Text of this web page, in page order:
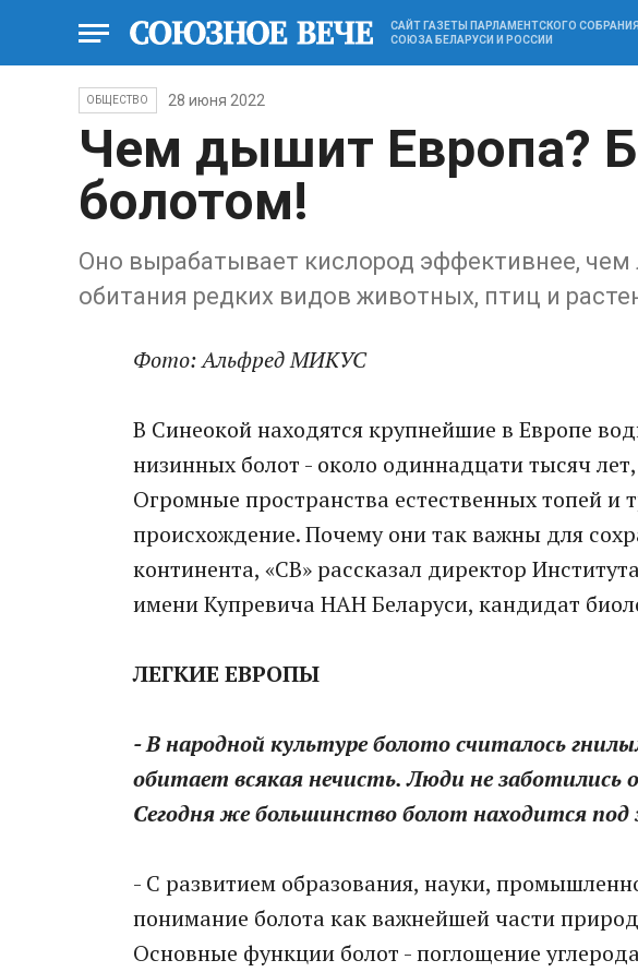
САЙТ ГАЗЕТЫ ПАРЛАМЕНТСКОГО СОБРАНИЯ
СОЮЗА БЕЛАРУСИ И РОССИИ
ОБЩЕСТВО 28 июня 2022
Чем дышит Европа?
болотом!
Оно вырабатывает кислород эффективнее, чем
обитания редких видов животных, птиц и
Фото: Альфред МИКУС
В Синеокой находятся крупнейшие в Европе
низинных болот - около одиннадцати тысяч
Огромные пространства естественных топей и
происхождение. Почему они так важны для
континента, «СВ» рассказал директор
имени Купревича НАН Беларуси, кандидат
ЛЕГКИЕ ЕВРОПЫ
- В народной культуре болото считалось
обитает всякая нечисть. Люди не заботились
Сегодня же большинство болот находится под
- С развитием образования, науки,
понимание болота как важнейшей части
Основные функции болот - поглощение